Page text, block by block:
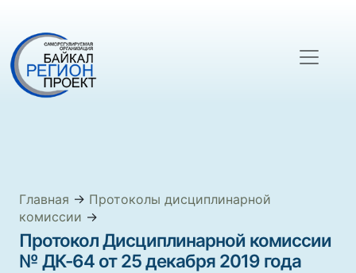
Главная → Протоколы дисциплинарной
комиссии →
Протокол Дисциплинарной комиссии
№ ДК-64 от 25 декабря 2019 года